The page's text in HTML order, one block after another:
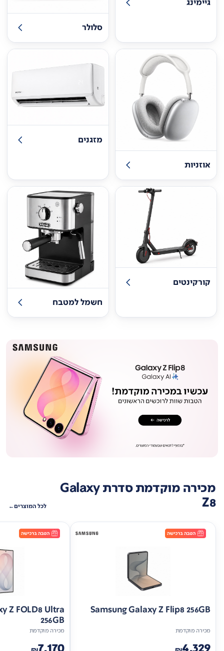
סלולר
אוזניות
מזגנים
קורקינטים
חשמל למטבח
מכירה מוקדמת סדרת Galaxy
Z8 לכל המוצרים
Samsung Galaxy Z Flip8 256GB
מכירה מוקדמת
Z FOLD8 Ultra
256GB
מכירה מוקדמת